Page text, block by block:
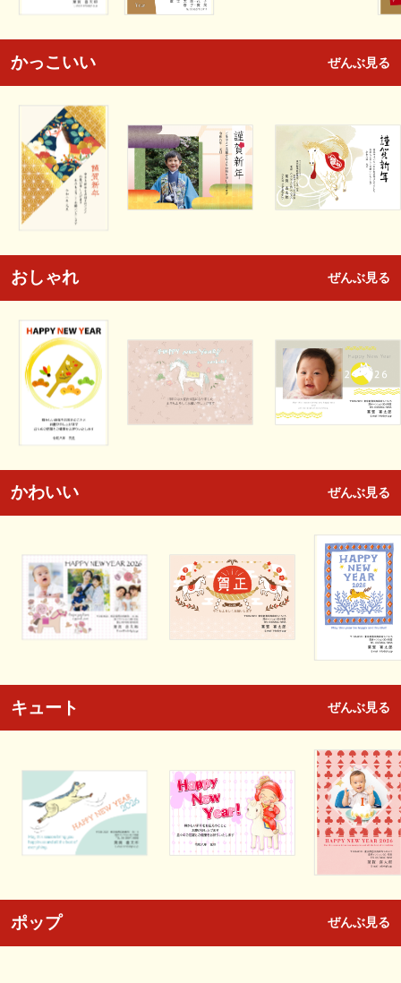
かっこいい ぜんぶ見る
おしゃれ ぜんぶ見る
かわいい ぜんぶ見る
キュート ぜんぶ見る
ポップ ぜんぶ見る